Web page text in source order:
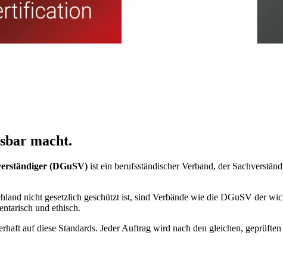
macht.
(DGuSV) ist ein berufsständischer Verband, der
nicht gesetzlich geschützt ist, sind Verbände wie die DGuSV der
und ethisch.
auf diese Standards. Jeder Auftrag wird nach den gleichen,